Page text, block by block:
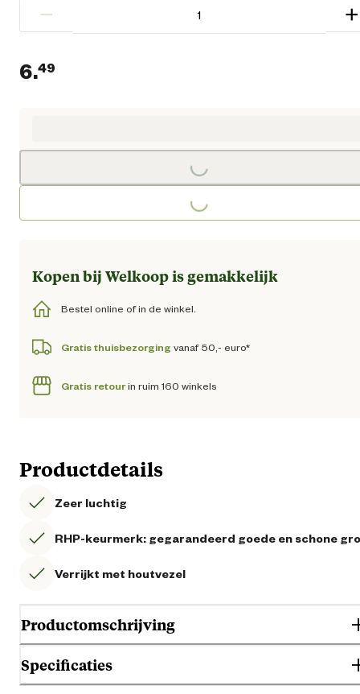
− +
6.49
Loading...
Loading...
Kopen bij Welkoop is gemakkelijk
Bestel online of in de winkel.
Gratis thuisbezorging vanaf 50,- euro*
Gratis retourin ruim 160 winkels
Productdetails
Zeer luchtig
RHP-keurmerk: gegarandeerd goede en schone
Verrijkt met houtvezel
Productomschrijving
Op zoek naar de beste potgrond voor je orchideeën? Ontdek Pokon
Specificaties